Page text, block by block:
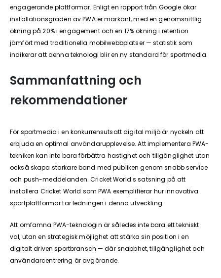
engagerande plattformar. Enligt en rapport från Google ökar
installationsgraden av PWA:er markant, med en genomsnittlig
ökning på 20% i engagement och en 17% ökning i retention
jämfört med traditionella mobilwebbplatser — statistik som
indikerar att denna teknologi blir en ny standard för sportmedia.
Sammanfattning och
rekommendationer
För sportmedia i en konkurrensutsatt digital miljö är nyckeln att
erbjuda en optimal användarupplevelse. Att implementera PWA-
tekniken kan inte bara förbättra hastighet och tillgänglighet utan
också skapa starkare band med publiken genom snabb service
och push-meddelanden. Cricket World:s satsning på att
installera Cricket World som PWA exemplifierar hur innovativa
sportplattformar tar ledningen i denna utveckling.
Att omfamna PWA-teknologin är således inte bara ett tekniskt
val, utan en strategisk möjlighet att stärka sin position i en
digitalt driven sportbransch — där snabbhet, tillgänglighet och
användarcentrering är avgörande.